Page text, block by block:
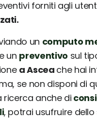
forniti agli
un computo
un preventivo sul
a Ascea che hai
se non disponi di
ricerca anche di
, potrai usufruire